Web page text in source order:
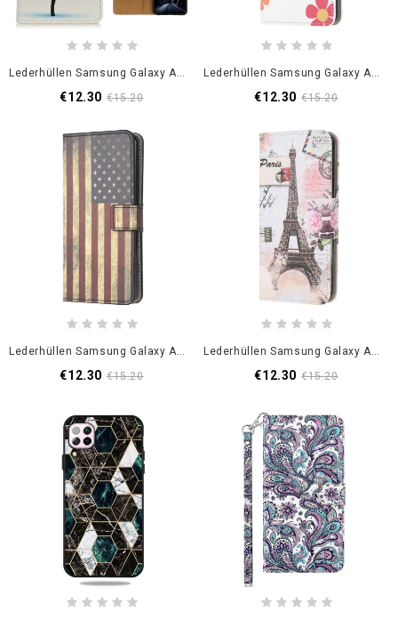
Lederhüllen Samsung Galaxy A12 Orange Blühender Baum
€12.30 €15.20
Lederhüllen Samsung Galaxy A12 Ein Paar Eulen
€12.30 €15.20
Lederhüllen Samsung Galaxy A12 Amerikanische Flagge
€12.30 €15.20
Lederhüllen Samsung Galaxy A12 Retro-Eiffelturm
€12.30 €15.20